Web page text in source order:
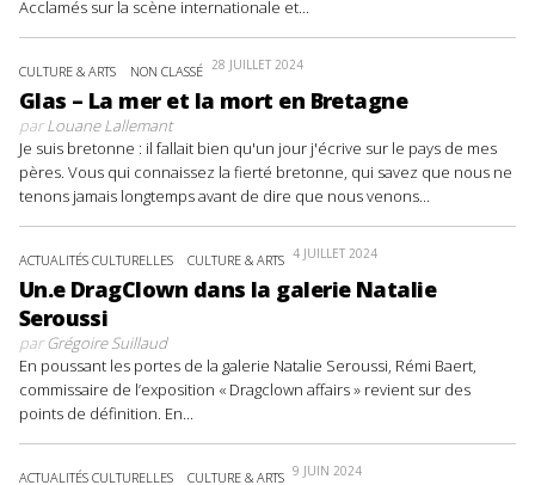
Acclamés sur la scène internationale et...
CULTURE & ARTS NON CLASSÉ 28 JUILLET 2024
Glas – La mer et la mort en Bretagne
parLouane Lallemant
Je suis bretonne : il fallait bien qu'un jour j'écrive sur le pays de mes
pères. Vous qui connaissez la fierté bretonne, qui savez que nous ne
tenons jamais longtemps avant de dire que nous venons...
ACTUALITÉS CULTURELLES CULTURE & ARTS 4 JUILLET 2024
Un.e DragClown dans la galerie Natalie
Seroussi
parGrégoire Suillaud
En poussant les portes de la galerie Natalie Seroussi, Rémi Baert,
commissaire de l’exposition « Dragclown affairs » revient sur des
points de définition. En...
ACTUALITÉS CULTURELLES CULTURE & ARTS 9 JUIN 2024